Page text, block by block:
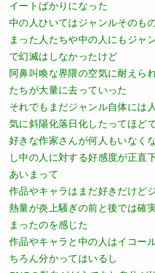
イートばかりになった
中の人ひいてはジャンルそのも
まった人たちや中の人にもジャ
で幻滅はしなかったけど
阿鼻叫喚な界隈の空気に耐えら
たちが大量に去っていった
それでもまだジャンル自体には
気に斜陽化落日化したってほど
好きな作家さんが何人もいなく
し中の人に対する好感度が正直
あいまって
作品やキャラはまだ好きだけど
熱量が炎上騒ぎの前と後では確
まったのを感じた
作品やキャラと中の人はイコー
ちろん分かってはいるし